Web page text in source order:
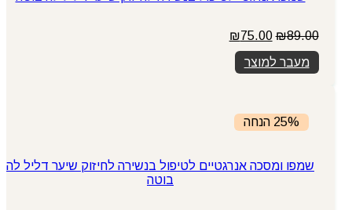
₪89.00
המחיר
המקורי
היה:
₪89.00.
₪75.00
מעבר למוצר
25% הנחה
שמפו ומסכה אנרגטיים לטיפול בנשירה לחיזוק שיער דליל לה
בוטה